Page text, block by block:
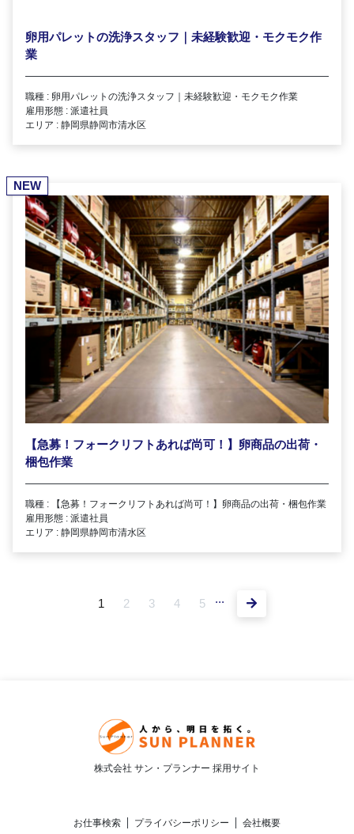
卵用パレットの洗浄スタッフ｜未経験歓迎・モクモク作
業
職種 : 卵用パレットの洗浄スタッフ｜未経験歓迎・モクモク作業
雇用形態 : 派遣社員
エリア : 静岡県静岡市清水区
NEW
【急募！フォークリフトあれば尚可！】卵商品の出荷・
梱包作業
職種 : 【急募！フォークリフトあれば尚可！】卵商品の出荷・梱包作業
雇用形態 : 派遣社員
エリア : 静岡県静岡市清水区
1 2 3 4 5 ...
株式会社 サン・プランナー 採用サイト
お仕事検索 プライバシーポリシー 会社概要